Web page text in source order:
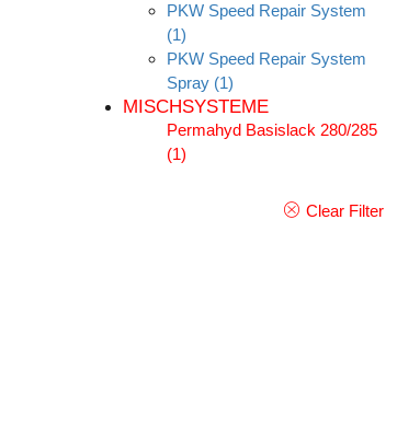
PKW Speed Repair System
(1)
PKW Speed Repair System
Spray (1)
MISCHSYSTEME
Permahyd Basislack 280/285
(1)
Clear Filter